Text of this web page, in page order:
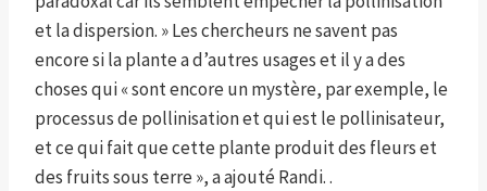
et la dispersion. » Les chercheurs ne savent pas
encore si la plante a d’autres usages et il y a des
choses qui « sont encore un mystère, par exemple, le
processus de pollinisation et qui est le pollinisateur,
et ce qui fait que cette plante produit des fleurs et
des fruits sous terre », a ajouté Randi. .